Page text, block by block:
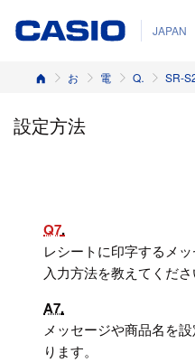
JAPAN
ホーム お客様サポート 電子レジスター Q&A（よくある質問と答え） SR-
設定方法
Q7
レシートに印字するメ
入力方法を教えてくだ
A7
メッセージや商品名を
ります。